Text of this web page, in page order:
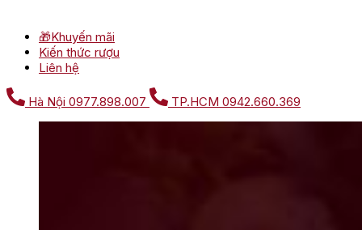
🎁Khuyến mãi
Kiến thức rượu
Liên hệ
Hà Nội 0977.898.007 TP.HCM 0942.660.369